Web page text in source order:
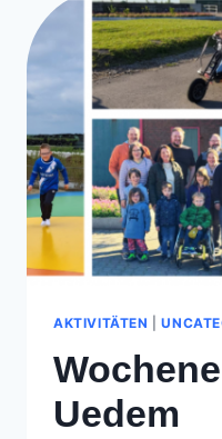
ST.
AKTIVITÄTEN |
Uedem